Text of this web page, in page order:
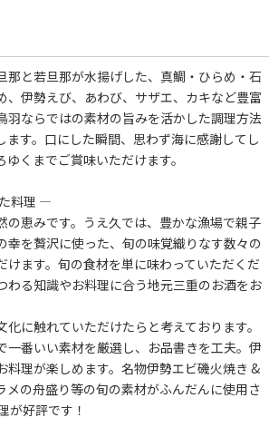
那と若旦那が水揚げした、真鯛・ひらめ・石
、伊勢えび、あわび、サザエ、カキなど豊富
羽ならではの素材の旨みを活かした調理方法
ます。口にした瞬間、思わず海に感謝してし
くまでご賞味いただけます。
料理 ―
の恵みです。うえ久では、豊かな漁場で親子
幸を贅沢に使った、旬の味覚織りなす数々の
けます。旬の食材を単に味わっていただくだ
わる知識やお料理に合う地元三重のお酒をお
に触れていただけたらと考えております。
一番いい素材を厳選し、お品書きを工夫。伊
料理が楽しめます。名物伊勢エビ磯火焼き &
メの舟盛り等の旬の素材がふんだんに使用さ
が好評です！